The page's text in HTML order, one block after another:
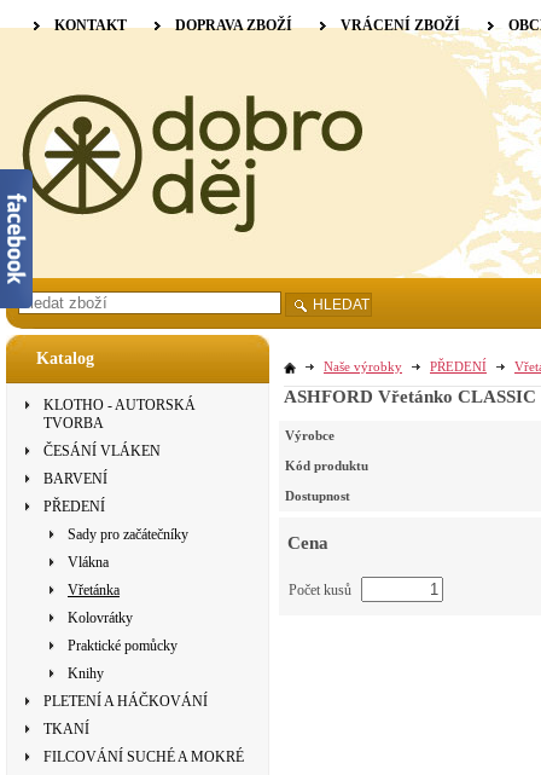
Katalog
KLOTHO - AUTORSKÁ
TVORBA
ČESÁNÍ VLÁKEN
BARVENÍ
PŘEDENÍ
Sady pro začátečníky
Vlákna
Vřetánka
Kolovrátky
Praktické pomůcky
Knihy
PLETENÍ A HÁČKOVÁNÍ
TKANÍ
FILCOVÁNÍ SUCHÉ A MOKRÉ
Naše výrobky PŘEDENÍ
ASHFORD Vřetánko CLASSIC
Výrobce
Kód produktu
Dostupnost
Cena
Počet kusů
KONTAKT DOPRAVA ZBOŽÍ VRÁCENÍ ZBOŽÍ
HLEDAT